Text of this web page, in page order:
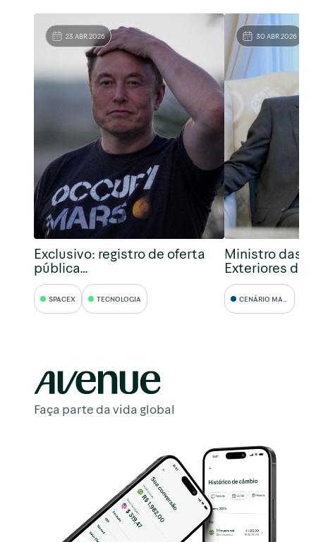
23 ABR 2026
Exclusivo: registro de oferta
pública…
SPACEX TECNOLOGIA
30 ABR 2026
Ministro das
Exteriores da
CENÁRIO MACRO
Faça parte da vida global